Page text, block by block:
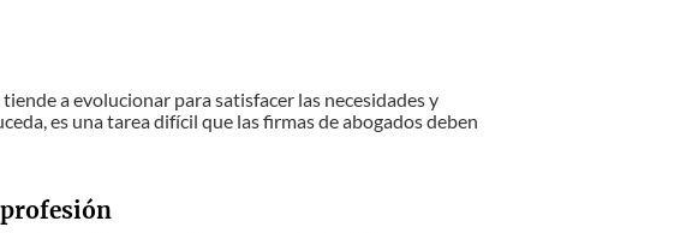
a evolucionar para satisfacer las necesidades y
es una tarea difícil que las firmas de abogados deben